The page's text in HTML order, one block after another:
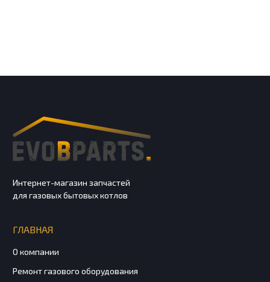
Интернет-магазин запчастей
для газовых бытовых котлов
ГЛАВНАЯ
О компании
Ремонт газового оборудования